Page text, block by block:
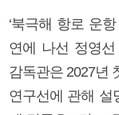
‘북극해 항로 운
연에 나선 정영
감독관은 2027년
연구선에 관해 설